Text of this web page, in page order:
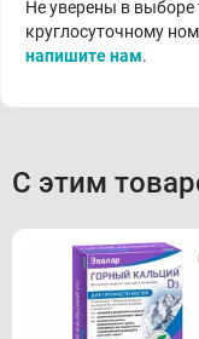
Не уверены в выборе
круглосуточному
напишите нам.
С этим